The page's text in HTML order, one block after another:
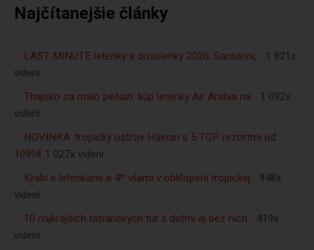
Najčítanejšie články
LAST MINUTE letenky a dovolenky 2026: Santorini,… 1 821x
videní
Thajsko za málo peňazí: kúp letenky Air Arabia na… 1 092x
videní
NOVINKA: tropický ostrov Hainan s 5 TOP rezortmi od
1099€ 1 027x videní
Krabi s letenkami a 4* vilami v obklopení tropickej… 948x
videní
10 najkrajších tatranských túr s deťmi aj bez nich… 419x
videní